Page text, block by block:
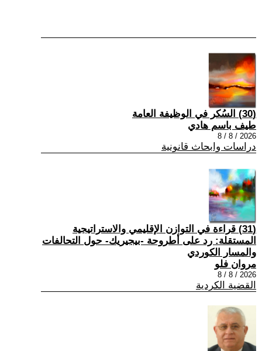
(30) السُكر في الوظيفة العامة
طيف باسم هادي
2026 / 8 / 8
دراسات وابحاث قانونية
(31) قراءة في التوازن الإقليمي والاستراتيجية
المستقلة: رد على أطروحة -بيجيريك- حول التحالفات
والمسار الكوردي
مروان فلو
2026 / 8 / 8
القضية الكردية